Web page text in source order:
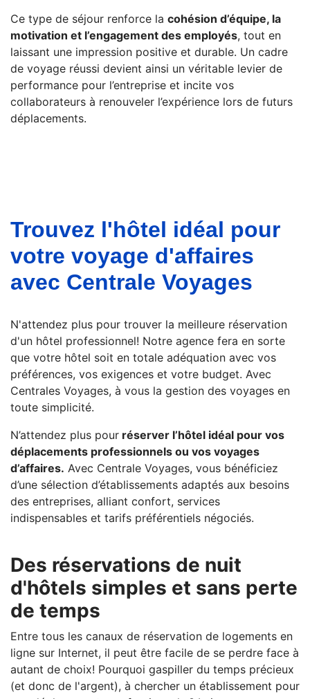
Ce type de séjour renforce la cohésion d’équipe, la
motivation et l’engagement des employés, tout en
laissant une impression positive et durable. Un cadre
de voyage réussi devient ainsi un véritable levier de
performance pour l’entreprise et incite vos
collaborateurs à renouveler l’expérience lors de futurs
déplacements.
Trouvez l'hôtel idéal pour
votre voyage d'affaires
avec Centrale Voyages
N'attendez plus pour trouver la meilleure réservation
d'un hôtel professionnel! Notre agence fera en sorte
que votre hôtel soit en totale adéquation avec vos
préférences, vos exigences et votre budget. Avec
Centrales Voyages, à vous la gestion des voyages en
toute simplicité.
N’attendez plus pour réserver l’hôtel idéal pour vos
déplacements professionnels ou vos voyages
d’affaires. Avec Centrale Voyages, vous bénéficiez
d’une sélection d’établissements adaptés aux besoins
des entreprises, alliant confort, services
indispensables et tarifs préférentiels négociés.
Des réservations de nuit
d'hôtels simples et sans perte
de temps
Entre tous les canaux de réservation de logements en
ligne sur Internet, il peut être facile de se perdre face à
autant de choix! Pourquoi gaspiller du temps précieux
(et donc de l'argent), à chercher un établissement pour